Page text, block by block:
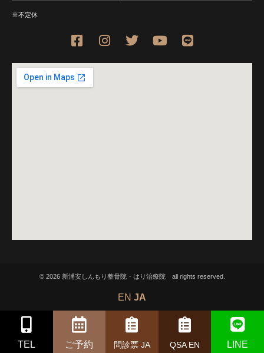
※不定休
© 2026 新浦安しんもり整骨院・はり治療院 all rights reserved.
EN JA
TEL ご予約 問診票 JA QSA EN LINE